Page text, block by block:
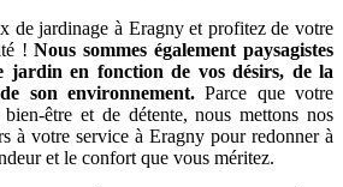
de jardinage à Eragny et profitez de votre
!Nous sommes également paysagistes
jardin en fonction de vos désirs, de la
son environnement. Parce que votre
être et de détente, nous mettons nos
à votre service à Eragny pour redonner à
et le confort que vous méritez.